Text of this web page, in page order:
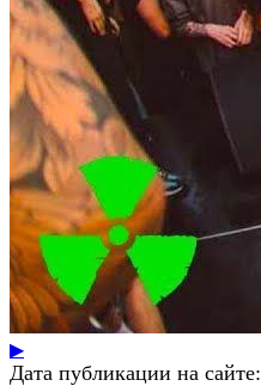
▶
Дата публикации на сайте: